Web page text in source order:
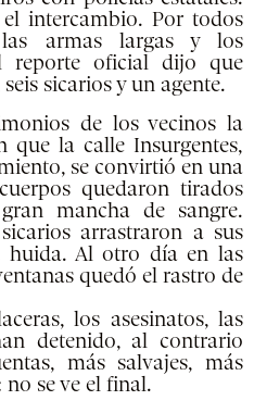
intercambio. Por todos
armas largas y los
reporte oficial dijo que
sicarios y un agente.
de los vecinos la
que la calle Insurgentes,
se convirtió en una
quedaron tirados
mancha de sangre.
arrastraron a sus
huida. Al otro día en las
quedó el rastro de
los asesinatos, las
detenido, al contrario
más salvajes, más
no se ve el final.